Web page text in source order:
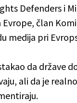
Defenders i
Evrope, član
medija pri
da države
ali da je